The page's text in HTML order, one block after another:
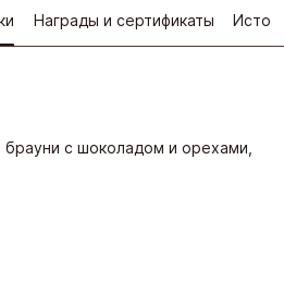
Награды и сертификаты
с шоколадом и орехами,